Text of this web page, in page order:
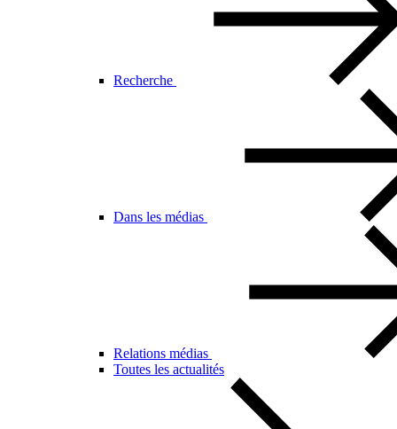
Recherche
Dans les médias
Relations médias
Toutes les actualités